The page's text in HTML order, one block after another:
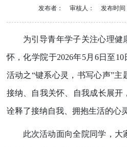
发布者： 审核人： 发布时
为引导青年学子关注心理健
怀，化学院于2026年5月6日至10
活动之“键系心灵，书写心声”
接纳、自我关怀、自我成长展开
诠释了接纳自我、拥抱生活的心
此次活动面向全院同学，大